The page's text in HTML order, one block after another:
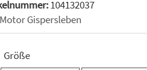
104132037
Gispersleben
Größe